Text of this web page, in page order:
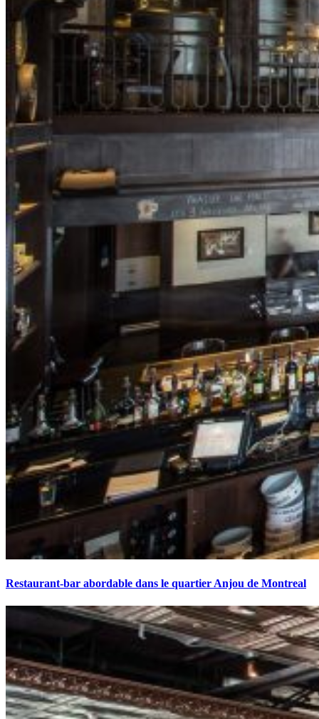
Restaurant-bar abordable dans le quartier Anjou de Montreal